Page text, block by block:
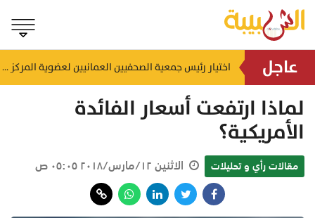
عاجل إنجاز بحري جديد.. القبطان محمد البوسعيدي أول عُماني يقود ناقلة منتجات نفطية متوسطة المدى منذ ١٣ ساعة اختيار رئيس جمعية الصحفيين العمانيين لعضوية المركز الدولي لمكافحة التضليل (ICCMD)
لماذا ارتفعت أسعار الفائدة
الأمريكية؟
مقالات رأي و تحليلات الاثنين ١٢/مارس/٢٠١٨ ٠٥:٠٥ ص